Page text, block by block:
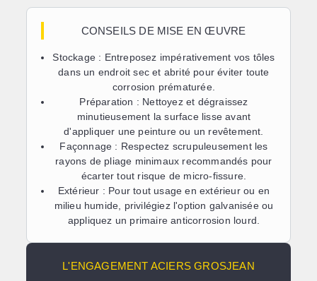
CONSEILS DE MISE EN ŒUVRE
Stockage : Entreposez impérativement vos tôles
dans un endroit sec et abrité pour éviter toute
corrosion prématurée.
Préparation : Nettoyez et dégraissez
minutieusement la surface lisse avant
d'appliquer une peinture ou un revêtement.
Façonnage : Respectez scrupuleusement les
rayons de pliage minimaux recommandés pour
écarter tout risque de micro-fissure.
Extérieur : Pour tout usage en extérieur ou en
milieu humide, privilégiez l'option galvanisée ou
appliquez un primaire anticorrosion lourd.
L'ENGAGEMENT ACIERS GROSJEAN